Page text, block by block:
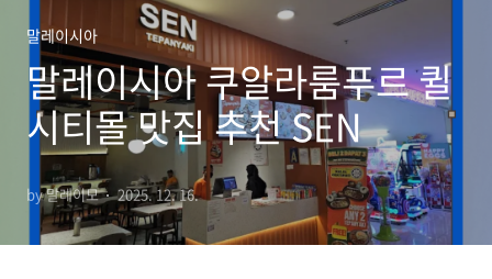
말레이시아
말레이시아 쿠알라룸푸르 퀼
시티몰 맛집 추천 SEN
by 말레이모 2025. 12. 16.